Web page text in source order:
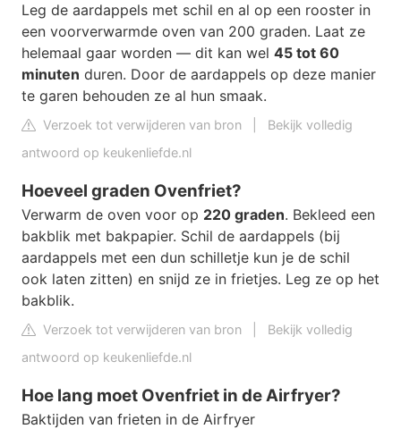
Leg de aardappels met schil en al op een rooster in
een voorverwarmde oven van 200 graden. Laat ze
helemaal gaar worden — dit kan wel 45 tot 60
minuten duren. Door de aardappels op deze manier
te garen behouden ze al hun smaak.
Verzoek tot verwijderen van bron
Bekijk volledig
antwoord op keukenliefde.nl
Hoeveel graden Ovenfriet?
Verwarm de oven voor op 220 graden. Bekleed een
bakblik met bakpapier. Schil de aardappels (bij
aardappels met een dun schilletje kun je de schil
ook laten zitten) en snijd ze in frietjes. Leg ze op het
bakblik.
Verzoek tot verwijderen van bron
Bekijk volledig
antwoord op keukenliefde.nl
Hoe lang moet Ovenfriet in de Airfryer?
Baktijden van frieten in de Airfryer